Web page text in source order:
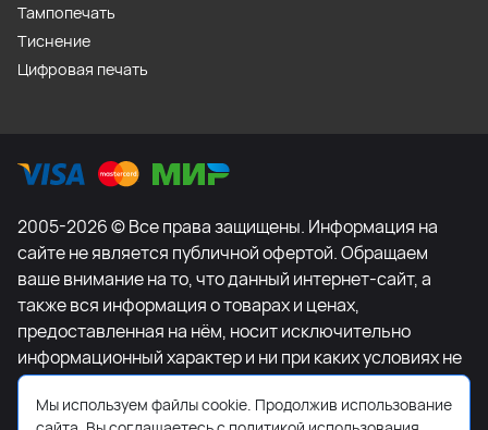
Тампопечать
Тиснение
Цифровая печать
2005-2026 © Все права защищены. Информация на
сайте не является публичной офертой. Обращаем
ваше внимание на то, что данный интернет-сайт, а
также вся информация о товарах и ценах,
предоставленная на нём, носит исключительно
информационный характер и ни при каких условиях не
является публичной офертой, определяемой
положениями Статьи 437 Гражданского кодекса
Мы используем файлы cookie. Продолжив использование